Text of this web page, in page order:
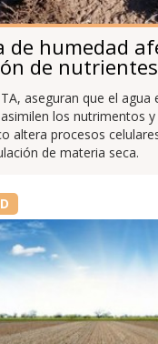
de humedad
de nutrientes
aseguran que el agua
los nutrimentos
altera procesos
de materia seca.